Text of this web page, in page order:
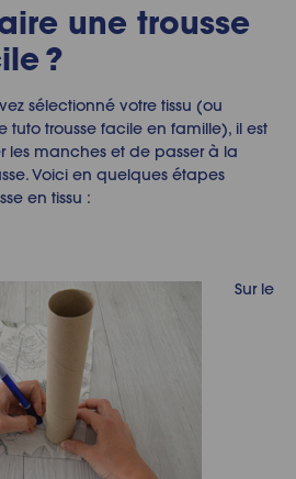
une trousse
?
sélectionné votre tissu (ou
tuto trousse facile en famille), il est
les manches et de passer à la
Voici en quelques étapes
en tissu :
Sur le